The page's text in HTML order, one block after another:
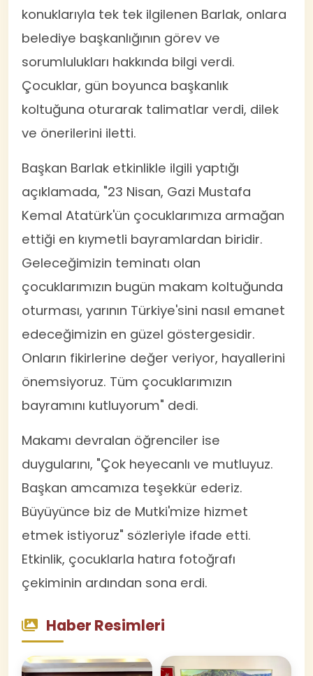
konuklarıyla tek tek ilgilenen Barlak, onlara
belediye başkanlığının görev ve
sorumlulukları hakkında bilgi verdi.
Çocuklar, gün boyunca başkanlık
koltuğuna oturarak talimatlar verdi, dilek
ve önerilerini iletti.
Başkan Barlak etkinlikle ilgili yaptığı
açıklamada, "23 Nisan, Gazi Mustafa
Kemal Atatürk'ün çocuklarımıza armağan
ettiği en kıymetli bayramlardan biridir.
Geleceğimizin teminatı olan
çocuklarımızın bugün makam koltuğunda
oturması, yarının Türkiye'sini nasıl emanet
edeceğimizin en güzel göstergesidir.
Onların fikirlerine değer veriyor, hayallerini
önemsiyoruz. Tüm çocuklarımızın
bayramını kutluyorum" dedi.
Makamı devralan öğrenciler ise
duygularını, "Çok heyecanlı ve mutluyuz.
Başkan amcamıza teşekkür ederiz.
Büyüyünce biz de Mutki'mize hizmet
etmek istiyoruz" sözleriyle ifade etti.
Etkinlik, çocuklarla hatıra fotoğrafı
çekiminin ardından sona erdi.
Haber Resimleri